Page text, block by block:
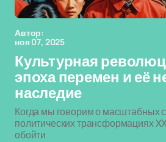
Автор:
ноя 07, 2025
Культурная
эпоха перемен и её
наследие
Когда мы говорим о масштабных
политических трансформациях
обойти